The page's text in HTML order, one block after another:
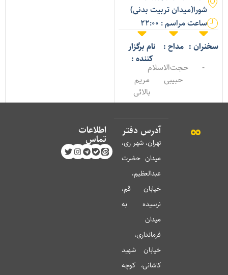
شورا(میدان تربیت بدنی)
ساعت مراسم : 22:00
: مداح :
حجت‌الاسلام
حبیبی
نام برگزار
کننده :
مریم
بالائی
آدرس دفتر
تهران، شهر ری،
میدان حضرت
عبدالعظیم،
خیابان قم،
نرسیده به
میدان
فرمانداری،
خیابان شهید
کاشانی، کوچه
اطلاعات
تماس